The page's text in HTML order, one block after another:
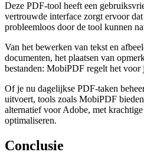
Deze PDF-tool heeft een
vertrouwde interface zorgt ervoor
probleemloos door de tool kunnen
Van het bewerken van tekst en
documenten, het plaatsen van
bestanden: MobiPDF regelt het voor
Of je nu dagelijkse PDF-taken
uitvoert, tools zoals MobiPDF
alternatief voor Adobe, met
optimaliseren.
Conclusie